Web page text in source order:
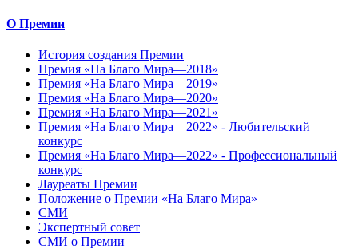
О Премии
История создания Премии
Премия «На Благо Мира—2018»
Премия «На Благо Мира—2019»
Премия «На Благо Мира—2020»
Премия «На Благо Мира—2021»
Премия «На Благо Мира—2022» - Любительский
конкурс
Премия «На Благо Мира—2022» - Профессиональный
конкурс
Лауреаты Премии
Положение о Премии «На Благо Мира»
СМИ
Экспертный совет
СМИ о Премии